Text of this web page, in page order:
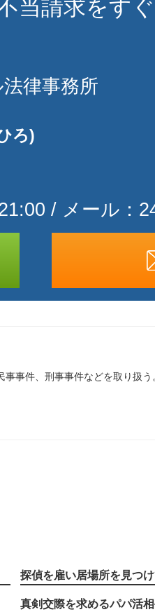
当請求をすぐ
律事務所
ろ)
/メール：
事件、刑事事件などを取り扱
探偵を雇い居場所を見つ
真剣交際を求めるパパ活